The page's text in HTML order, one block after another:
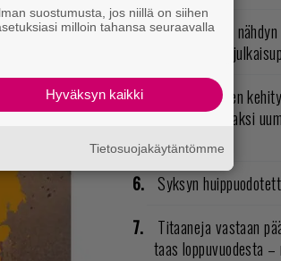
Vuonna 2018
jatko-osa sai
Kuuden vuoden
GTA:n kilpailijaksi
peruttu?
Syksyn
Titaaneja vastaan
taas loppuvuodesta
suostumusta, jos niillä on siihen
milloin tahansa seuraavalla
Hyväksyn kaikki
Tietosuojakäytäntömme